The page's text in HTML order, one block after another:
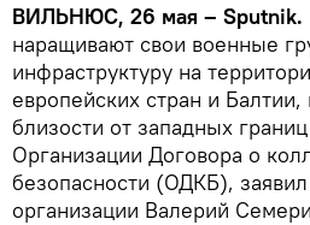
ВИЛЬНЮС, 26 мая – Sputnik.
наращивают свои военные
инфраструктуру на
европейских стран и
близости от западных
Организации Договора о
безопасности (ОДКБ),
организации Валерий